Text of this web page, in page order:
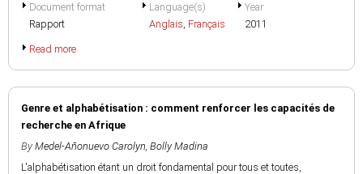
Document format
Rapport
Language(s)
Anglais, Français
Year
2011
Read more
Genre et alphabétisation : comment renforcer les capacités de
recherche en Afrique
By Medel-Añonuevo Carolyn, Bolly Madina
L'alphabétisation étant un droit fondamental pour tous et toutes,